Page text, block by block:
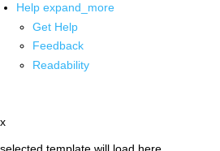
Help expand_more
Get Help
Feedback
Readability
x